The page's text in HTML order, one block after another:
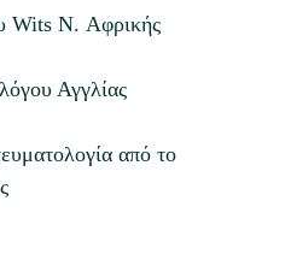
Wits N. Αφρικής
Αγγλίας
από το